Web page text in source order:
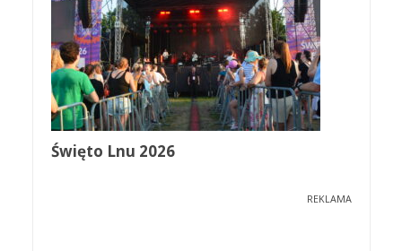
Święto Lnu 2026
REKLAMA